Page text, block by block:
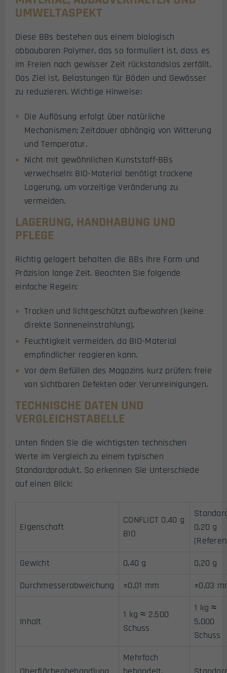
UMWELTASPEKT
Diese BBs bestehen aus einem biologisch
abbaubaren Polymer, das so formuliert ist, dass es
im Freien nach gewisser Zeit rückstandslos zerfällt.
Das Ziel ist, Belastungen für Böden und Gewässer
zu reduzieren. Wichtige Hinweise:
Die Auflösung erfolgt über natürliche
Mechanismen; Zeitdauer abhängig von Witterung
und Temperatur.
Nicht mit gewöhnlichen Kunststoff-BBs
verwechseln: BIO-Material benötigt trockene
Lagerung, um vorzeitige Veränderung zu
vermeiden.
LAGERUNG, HANDHABUNG UND
PFLEGE
Richtig gelagert behalten die BBs ihre Form und
Präzision lange Zeit. Beachten Sie folgende
einfache Regeln:
Trocken und lichtgeschützt aufbewahren (keine
direkte Sonneneinstrahlung).
Feuchtigkeit vermeiden, da BIO-Material
empfindlicher reagieren kann.
Vor dem Befüllen des Magazins kurz prüfen: freie
von sichtbaren Defekten oder Verunreinigungen.
TECHNISCHE DATEN UND
VERGLEICHSTABELLE
Unten finden Sie die wichtigsten technischen
Werte im Vergleich zu einem typischen
Standardprodukt. So erkennen Sie Unterschiede
auf einen Blick:
Eigenschaft
CONFLICT 0,40 g
BIO
0,20 g
Gewicht
0,40 g
0,20 g
Durchmesserabweichung
±0,01 mm ±0,03
Inhalt
1 kg ≈ 2.500
Schuss
1 kg ≈
5.000
Schuss
Mehrfach